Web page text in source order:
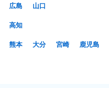
広島
山口
高知
熊本 大分 宮崎
鹿児島